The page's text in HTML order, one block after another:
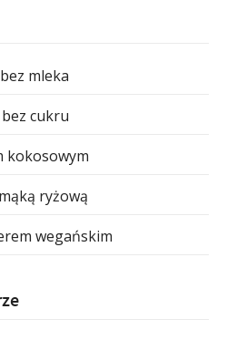
mleka
cukru
kokosowym
ryżową
wegańskim